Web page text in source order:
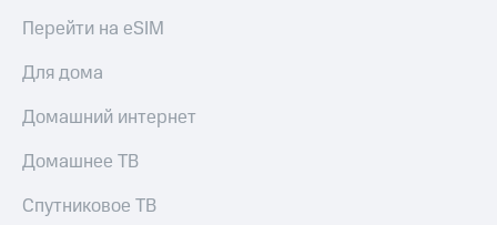
Перейти на eSIM
Для дома
Домашний интернет
Домашнее ТВ
Спутниковое ТВ